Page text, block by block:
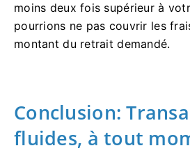
moins deux fois supérieur à
pourrions ne pas couvrir les
montant du retrait demandé.
Conclusion:
fluides, à tout